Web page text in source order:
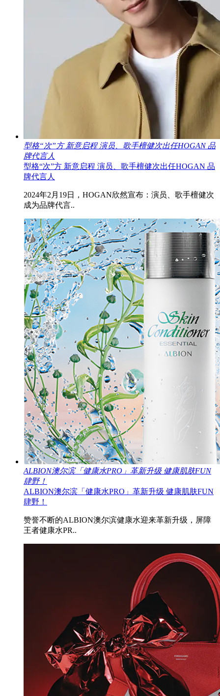
型格“次”方 新意启程 演员、歌手檀健次出任HOGAN 品
牌代言人
型格“次”方 新意启程 演员、歌手檀健次出任HOGAN 品
牌代言人
2024年2月19日，HOGAN欣然宣布：演员、歌手檀健次
成为品牌代言..
ALBION澳尔滨「健康水PRO」革新升级 健康肌肤FUN
肆野！
ALBION澳尔滨「健康水PRO」革新升级 健康肌肤FUN
肆野！
赞誉不断的ALBION澳尔滨健康水迎来革新升级，屏障
王者健康水PR..